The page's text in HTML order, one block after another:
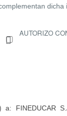
dicha
AUTORIZO
FINEDUCAR